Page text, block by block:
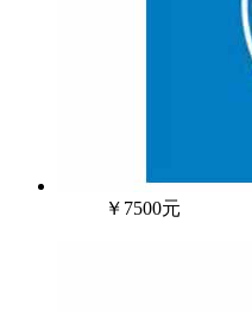
￥7500元